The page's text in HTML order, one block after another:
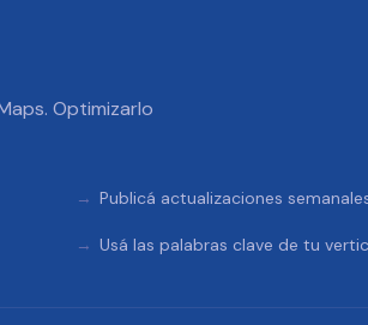
Optimizarlo
Publicá actualizaciones
Usá las palabras clave de tu